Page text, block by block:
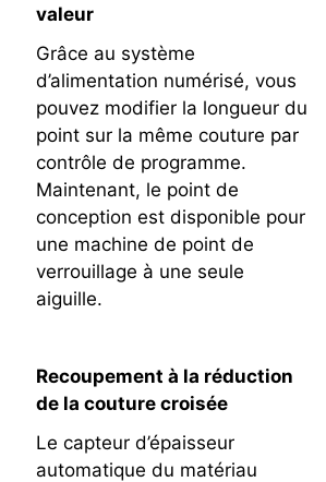
valeur
Grâce au système
d’alimentation numérisé, vous
pouvez modifier la longueur du
point sur la même couture par
contrôle de programme.
Maintenant, le point de
conception est disponible pour
une machine de point de
verrouillage à une seule
aiguille.
Recoupement à la réduction
de la couture croisée
Le capteur d’épaisseur
automatique du matériau